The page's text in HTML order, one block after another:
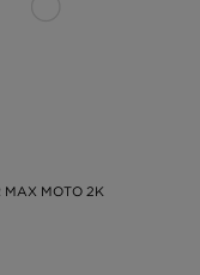
MAX MOTO 2K